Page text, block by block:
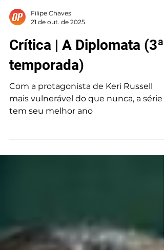
21 de out. de 2025
Crítica | A Diplomata (3ª
temporada)
Com a protagonista de Keri Russell
mais vulnerável do que nunca, a série